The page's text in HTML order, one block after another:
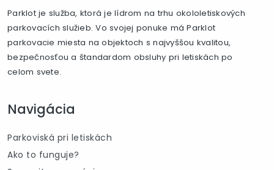
Parklot je služba, ktorá je lídrom na trhu okololetiskových
parkovacích služieb. Vo svojej ponuke má Parklot
parkovacie miesta na objektoch s najvyššou kvalitou,
bezpečnosťou a štandardom obsluhy pri letiskách po
celom svete.
Navigácia
Parkoviská pri letiskách
Ako to funguje?